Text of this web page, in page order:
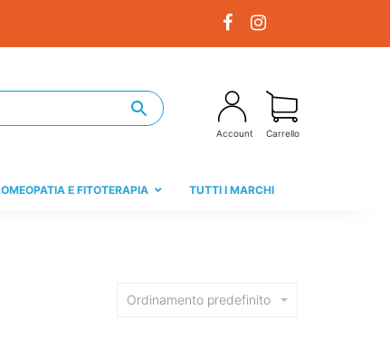
Account Carrello
OMEOPATIA E FITOTERAPIA TUTTI I MARCHI
Ordinamento predefinito